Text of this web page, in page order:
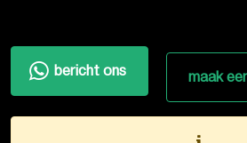
bericht ons maak